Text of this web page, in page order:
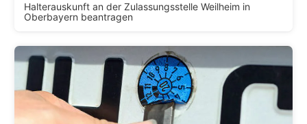
Halterauskunft an der Zulassungsstelle Weilheim in
Oberbayern beantragen